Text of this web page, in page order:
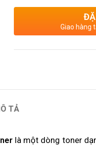
Giao hàng
TẢ
là một dòng toner